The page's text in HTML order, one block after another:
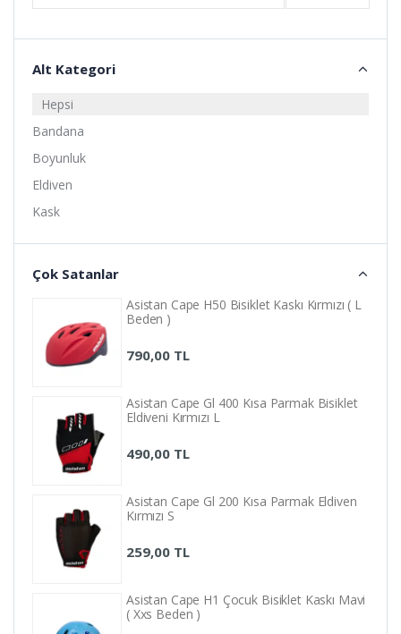
Alt Kategori
Hepsi
Bandana
Boyunluk
Eldiven
Kask
Çok Satanlar
Asistan Cape H50 Bisiklet Kaskı Kırmızı ( L
Beden )
790,00 TL
Asistan Cape Gl 400 Kısa Parmak Bisiklet
Eldiveni Kırmızı L
490,00 TL
Asistan Cape Gl 200 Kısa Parmak Eldiven
Kırmızı S
259,00 TL
Asistan Cape H1 Çocuk Bisiklet Kaskı Mavi
( Xxs Beden )